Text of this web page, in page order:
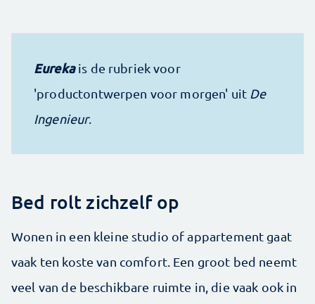
Eurekais de rubriek voor
'productontwerpen voor morgen' uit De
Ingenieur.
Bed rolt zichzelf op
Wonen in een kleine studio of appartement gaat
vaak ten koste van comfort. Een groot bed neemt
veel van de beschikbare ruimte in, die vaak ook in